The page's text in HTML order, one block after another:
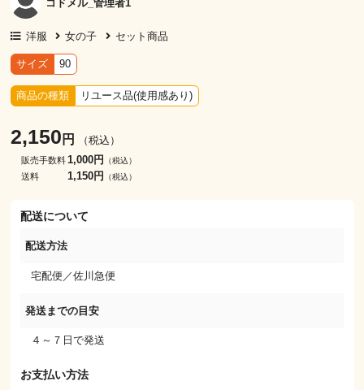
コドメル_管理者1
洋服 女の子 セット商品
サイズ 90
商品の種類 リユース品(使用感あり)
2,150 円 （税込）
販売手数料 1,000円 （税込）
送料 1,150円 （税込）
配送について
配送方法
宅配便／佐川急便
発送までの目安
４～７日で発送
お支払い方法